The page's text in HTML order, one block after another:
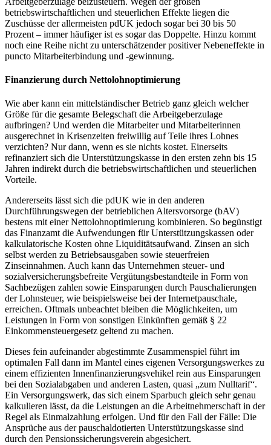
betriebswirtschaftlichen und steuerlichen Effekte liegen die
Zuschüsse der allermeisten pdUK jedoch sogar bei 30 bis 50
Prozent – immer häufiger ist es sogar das Doppelte. Hinzu kommt
noch eine Reihe nicht zu unterschätzender positiver Nebeneffekte in
puncto Mitarbeiterbindung und -gewinnung.
Finanzierung durch Nettolohnoptimierung
Wie aber kann ein mittelständischer Betrieb ganz gleich welcher
Größe für die gesamte Belegschaft die Arbeitgeberzulage
aufbringen? Und werden die Mitarbeiter und Mitarbeiterinnen
ausgerechnet in Krisenzeiten freiwillig auf Teile ihres Lohnes
verzichten? Nur dann, wenn es sie nichts kostet. Einerseits
refinanziert sich die Unterstützungskasse in den ersten zehn bis 15
Jahren indirekt durch die betriebswirtschaftlichen und steuerlichen
Vorteile.
Andererseits lässt sich die pdUK wie in den anderen
Durchführungswegen der betrieblichen Altersvorsorge (bAV)
bestens mit einer Nettolohnoptimierung kombinieren. So begünstigt
das Finanzamt die Aufwendungen für Unterstützungskassen oder
kalkulatorische Kosten ohne Liquiditätsaufwand. Zinsen an sich
selbst werden zu Betriebsausgaben sowie steuerfreien
Zinseinnahmen. Auch kann das Unternehmen steuer- und
sozialversicherungsbefreite Vergütungsbestandteile in Form von
Sachbezügen zahlen sowie Einsparungen durch Pauschalierungen
der Lohnsteuer, wie beispielsweise bei der Internetpauschale,
erreichen. Oftmals unbeachtet bleiben die Möglichkeiten, um
Leistungen in Form von sonstigen Einkünften gemäß § 22
Einkommensteuergesetz geltend zu machen.
Dieses fein aufeinander abgestimmte Zusammenspiel führt im
optimalen Fall dann im Mantel eines eigenen Versorgungswerkes zu
einem effizienten Innenfinanzierungsvehikel rein aus Einsparungen
bei den Sozialabgaben und anderen Lasten, quasi „zum Nulltarif“.
Ein Versorgungswerk, das sich einem Sparbuch gleich sehr genau
kalkulieren lässt, da die Leistungen an die Arbeitnehmerschaft in der
Regel als Einmalzahlung erfolgen. Und für den Fall der Fälle: Die
Ansprüche aus der pauschaldotierten Unterstützungskasse sind
durch den Pensionssicherungsverein abgesichert.